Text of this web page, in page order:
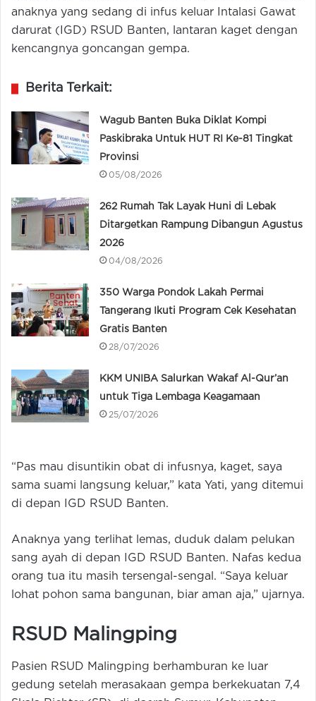
anaknya yang sedang di infus keluar Intalasi Gawat
darurat (IGD) RSUD Banten, lantaran kaget dengan
kencangnya goncangan gempa.
Berita Terkait:
Wagub Banten Buka Diklat Kompi
Paskibraka Untuk HUT RI Ke-81 Tingkat
Provinsi
05/08/2026
262 Rumah Tak Layak Huni di Lebak
Ditargetkan Rampung Dibangun Agustus
2026
04/08/2026
350 Warga Pondok Lakah Permai
Tangerang Ikuti Program Cek Kesehatan
Gratis Banten
28/07/2026
KKM UNIBA Salurkan Wakaf Al-Qur’an
untuk Tiga Lembaga Keagamaan
25/07/2026
“Pas mau disuntikin obat di infusnya, kaget, saya
sama suami langsung keluar,” kata Yati, yang ditemui
di depan IGD RSUD Banten.
Anaknya yang terlihat lemas, duduk dalam pelukan
sang ayah di depan IGD RSUD Banten. Nafas kedua
orang tua itu masih tersengal-sengal. “Saya keluar
lohat pohon sama bangunan, biar aman aja,” ujarnya.
RSUD Malingping
Pasien RSUD Malingping berhamburan ke luar
gedung setelah merasakaan gempa berkekuatan 7,4